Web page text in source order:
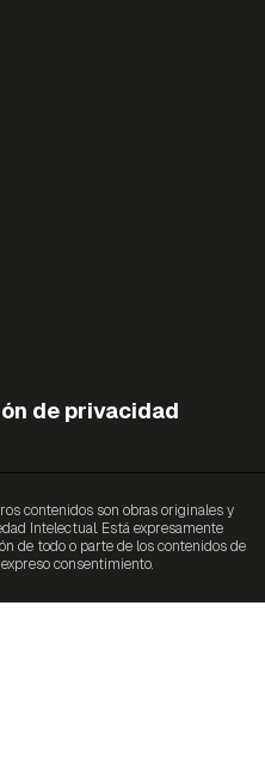
de privacidad
contenidos son obras originales y
Intelectual. Está expresamente
de todo o parte de los contenidos de
consentimiento.